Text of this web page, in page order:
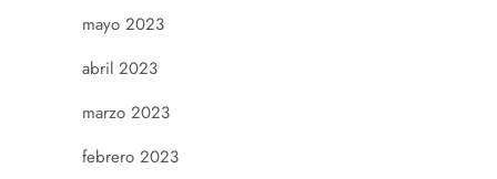
mayo 2023
abril 2023
marzo 2023
febrero 2023